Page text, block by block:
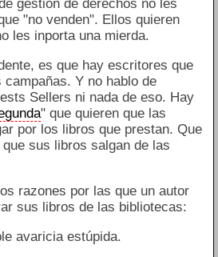
gestión de derechos no les
"no venden". Ellos quieren
les inporta una mierda.
es que hay escritores que
Y no hablo de
Sellers ni nada de eso. Hay
" que quieren que las
por los libros que prestan. Que
sus libros salgan de las
razones por las que un autor
sus libros de las bibliotecas:
avaricia estúpida.